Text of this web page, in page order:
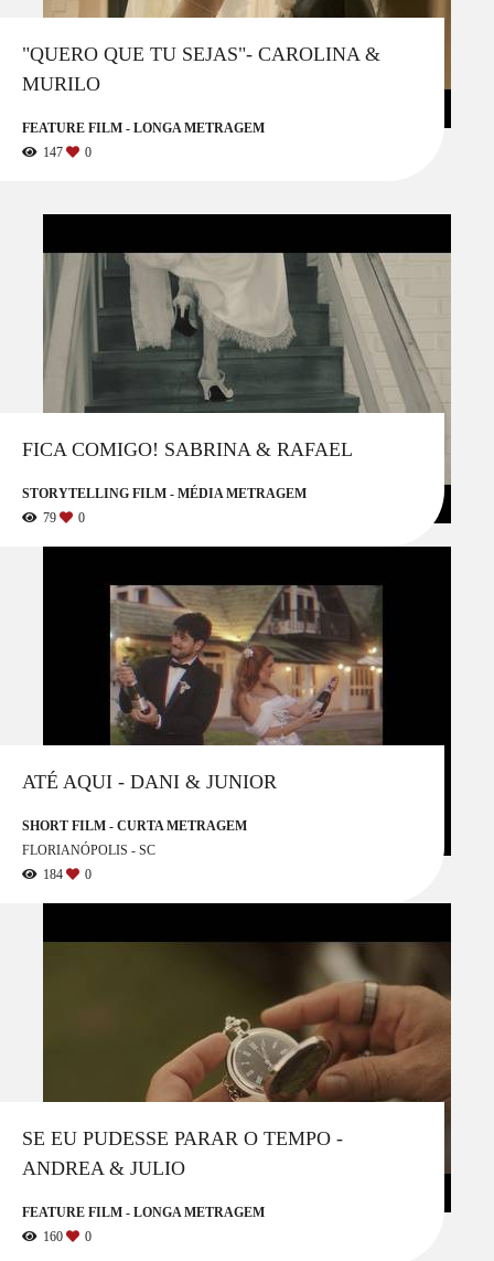
"QUERO QUE TU SEJAS"- CAROLINA &
MURILO
FEATURE FILM - LONGA METRAGEM
147
0
FICA COMIGO! SABRINA & RAFAEL
STORYTELLING FILM - MÉDIA METRAGEM
79
0
ATÉ AQUI - DANI & JUNIOR
SHORT FILM - CURTA METRAGEM
FLORIANÓPOLIS - SC
184
0
SE EU PUDESSE PARAR O TEMPO -
ANDREA & JULIO
FEATURE FILM - LONGA METRAGEM
160
0